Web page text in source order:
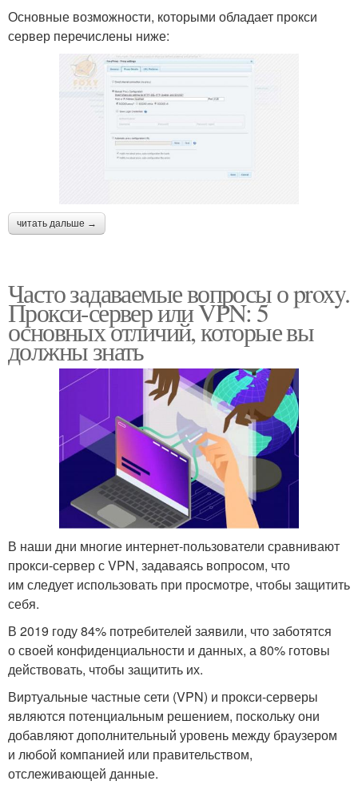
Основные возможности, которыми обладает прокси
сервер перечислены ниже:
читать дальше →
Часто задаваемые вопросы о proxy.
Прокси-сервер или VPN: 5
основных отличий, которые вы
должны знать
В наши дни многие интернет-пользователи сравнивают
прокси-сервер с VPN, задаваясь вопросом, что
им следует использовать при просмотре, чтобы защитить
себя.
В 2019 году 84% потребителей заявили, что заботятся
о своей конфиденциальности и данных, а 80% готовы
действовать, чтобы защитить их.
Виртуальные частные сети (VPN) и прокси-серверы
являются потенциальным решением, поскольку они
добавляют дополнительный уровень между браузером
и любой компанией или правительством,
отслеживающей данные.